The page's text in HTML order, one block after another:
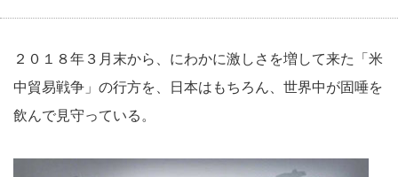
２０１８年３月末から、にわかに激しさを増して来た「米
中貿易戦争」の行方を、日本はもちろん、世界中が固唾を
飲んで見守っている。